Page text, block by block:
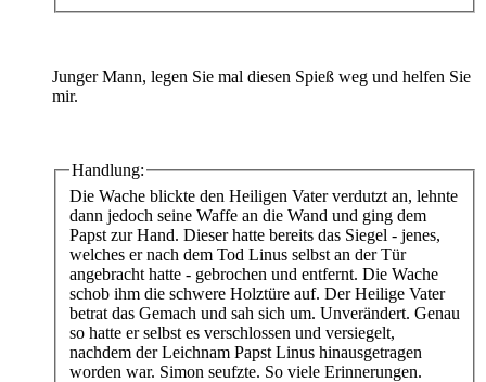
Junger Mann, legen Sie mal diesen Spieß weg und helfen Sie
mir.
Handlung:
Die Wache blickte den Heiligen Vater verdutzt an, lehnte
dann jedoch seine Waffe an die Wand und ging dem
Papst zur Hand. Dieser hatte bereits das Siegel - jenes,
welches er nach dem Tod Linus selbst an der Tür
angebracht hatte - gebrochen und entfernt. Die Wache
schob ihm die schwere Holztüre auf. Der Heilige Vater
betrat das Gemach und sah sich um. Unverändert. Genau
so hatte er selbst es verschlossen und versiegelt,
nachdem der Leichnam Papst Linus hinausgetragen
worden war. Simon seufzte. So viele Erinnerungen.